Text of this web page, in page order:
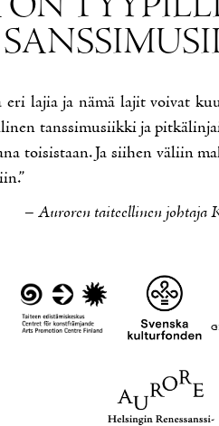
eri la­jia ja nä­mä la­jit voi­vat
tans­si­musiik­ki ja
toi­sis­taan. Ja sii­hen vä­liin
– Au­ro­ren tai­teel­li­nen joh­ta­ja